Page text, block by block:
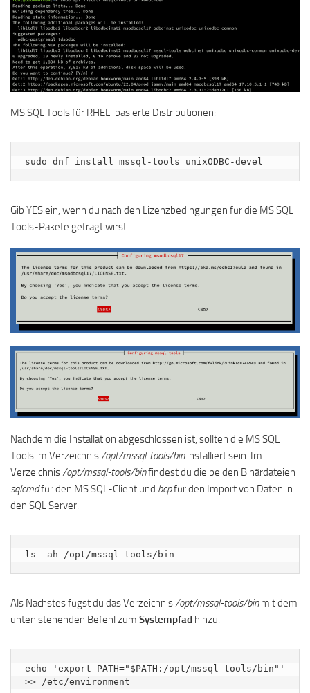
MS SQL Tools für RHEL-basierte Distributionen:
sudo dnf install mssql-tools unixODBC-devel
Gib YES ein, wenn du nach den Lizenzbedingungen für die MS SQL
Tools-Pakete gefragt wirst.
Nachdem die Installation abgeschlossen ist, sollten die MS SQL
Tools im Verzeichnis/opt/mssql-tools/bininstalliert sein. Im
Verzeichnis/opt/mssql-tools/binfindest du die beiden Binärdateien
sqlcmdfür den MS SQL-Client und bcpfür den Import von Daten in
den SQL Server.
ls -ah /opt/mssql-tools/bin
Als Nächstes fügst du das Verzeichnis/opt/mssql-tools/binmit dem
unten stehenden Befehl zum Systempfad hinzu.
echo 'export PATH="$PATH:/opt/mssql-tools/bin"'
>> /etc/environment